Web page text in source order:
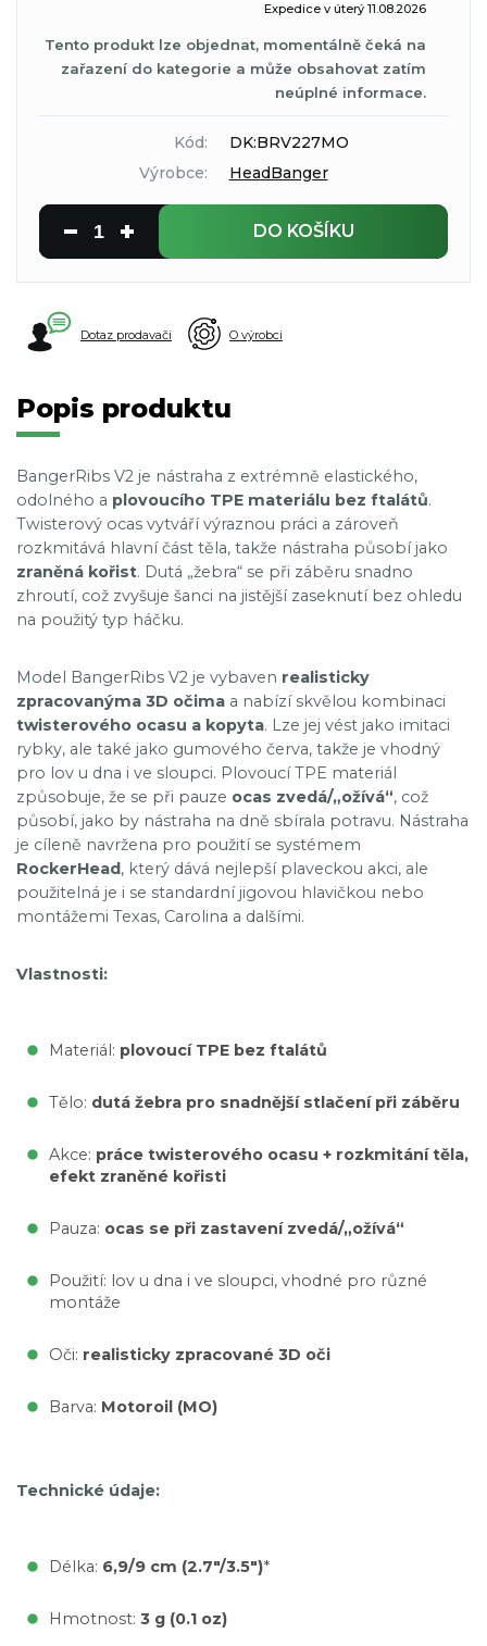
Expedice v úterý 11.08.2026
Tento produkt lze objednat, momentálně čeká na
zařazení do kategorie a může obsahovat zatím
neúplné informace.
Kód:
DK:BRV227MO
Výrobce:
HeadBanger
DO KOŠÍKU
Dotaz prodavači O výrobci
Popis produktu
BangerRibs V2 je nástraha z extrémně elastického,
odolného a plovoucího TPE materiálu bez ftalátů.
Twisterový ocas vytváří výraznou práci a zároveň
rozkmitává hlavní část těla, takže nástraha působí jako
zraněná kořist. Dutá „žebra“ se při záběru snadno
zhroutí, což zvyšuje šanci na jistější zaseknutí bez ohledu
na použitý typ háčku.
Model BangerRibs V2 je vybaven realisticky
zpracovanýma 3D očima a nabízí skvělou kombinaci
twisterového ocasu a kopyta. Lze jej vést jako imitaci
rybky, ale také jako gumového červa, takže je vhodný
pro lov u dna i ve sloupci. Plovoucí TPE materiál
způsobuje, že se při pauze ocas zvedá/„ožívá“, což
působí, jako by nástraha na dně sbírala potravu. Nástraha
je cíleně navržena pro použití se systémem
RockerHead, který dává nejlepší plaveckou akci, ale
použitelná je i se standardní jigovou hlavičkou nebo
montážemi Texas, Carolina a dalšími.
Vlastnosti:
Materiál: plovoucí TPE bez ftalátů
Tělo: dutá žebra pro snadnější stlačení při záběru
Akce: práce twisterového ocasu + rozkmitání těla,
efekt zraněné kořisti
Pauza: ocas se při zastavení zvedá/„ožívá“
Použití: lov u dna i ve sloupci, vhodné pro různé
montáže
Oči: realisticky zpracované 3D oči
Barva: Motoroil (MO)
Technické údaje:
Délka: 6,9/9 cm (2.7"/3.5")*
Hmotnost: 3 g (0.1 oz)